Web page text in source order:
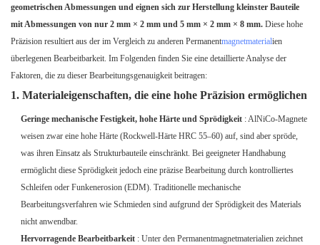
geometrischen Abmessungen und eignen sich zur Herstellung kleinster Bauteile
mit Abmessungen von nur 2 mm × 2 mm und 5 mm × 2 mm × 8 mm. Diese hohe
Präzision resultiert aus der im Vergleich zu anderen Permanentmagnetmaterialien
überlegenen Bearbeitbarkeit. Im Folgenden finden Sie eine detaillierte Analyse der
Faktoren, die zu dieser Bearbeitungsgenauigkeit beitragen:
1. Materialeigenschaften, die eine hohe Präzision ermöglichen
Geringe mechanische Festigkeit, hohe Härte und Sprödigkeit : AlNiCo-Magnete
weisen zwar eine hohe Härte (Rockwell-Härte HRC 55–60) auf, sind aber spröde,
was ihren Einsatz als Strukturbauteile einschränkt. Bei geeigneter Handhabung
ermöglicht diese Sprödigkeit jedoch eine präzise Bearbeitung durch kontrolliertes
Schleifen oder Funkenerosion (EDM). Traditionelle mechanische
Bearbeitungsverfahren wie Schmieden sind aufgrund der Sprödigkeit des Materials
nicht anwendbar.
Hervorragende Bearbeitbarkeit : Unter den Permanentmagnetmaterialien zeichnet